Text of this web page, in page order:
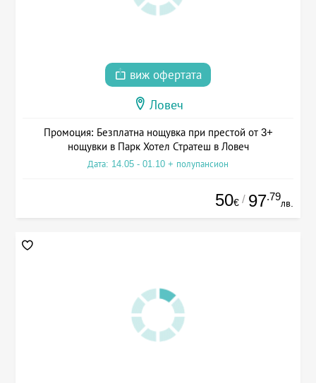
виж офертата
Ловеч
Промоция: Безплатна нощувка при престой от 3+
нощувки в Парк Хотел Стратеш в Ловеч
Дата: 14.05 - 01.10 + полупансион
50€ / 97.79
лв.